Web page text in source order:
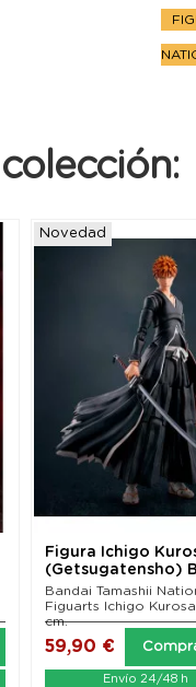
Novedad
Figura Ichigo
(Getsugatensho)
S.H. Figuarts
Bandai Tamashii
Figuarts Ichigo
cm.
59,90 €
Envío 24/48 h